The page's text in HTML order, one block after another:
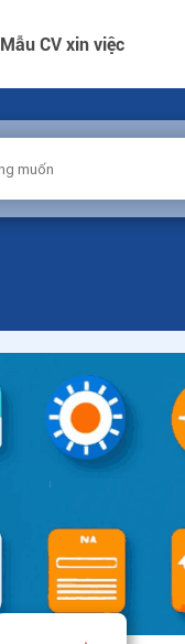
Mẫu CV xin việc